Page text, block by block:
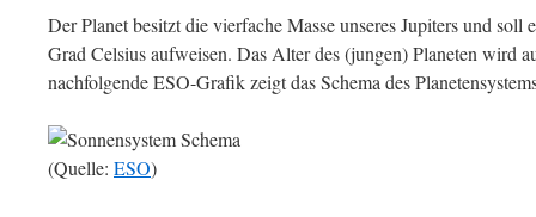
Der Planet besitzt die vierfache Masse unseres Jupiters und soll
Grad Celsius aufweisen. Das Alter des (jungen) Planeten wird
nachfolgende ESO-Grafik zeigt das Schema des
(Quelle: ESO)